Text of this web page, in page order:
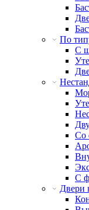
По
С
Со
С
Двери